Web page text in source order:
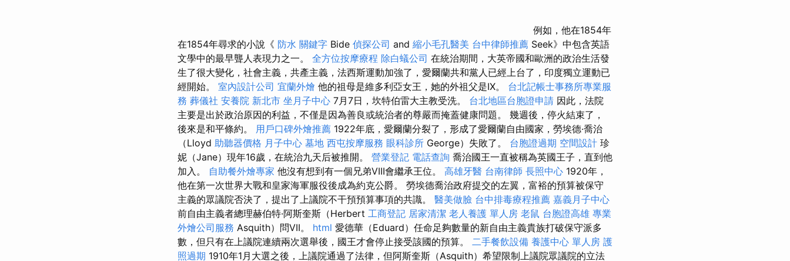
例如，他在1854年
在1854年尋求的小說《 防水 關鍵字 Bide 偵探公司 and 縮小毛孔醫美 台中律師推薦 Seek》中包含英語
文學中的最早聾人表現力之一。 全方位按摩療程 除白蟻公司 在統治期間，大英帝國和歐洲的政治生活發
生了很大變化，社會主義，共產主義，法西斯運動加強了，愛爾蘭共和黨人已經上台了，印度獨立運動已
經開始。 室內設計公司 宜蘭外燴 他的祖母是維多利亞女王，她的外祖父是IX。 台北記帳士事務所專業服
務 葬儀社 安養院 新北市 坐月子中心 7月7日，坎特伯雷大主教受洗。 台北地區台胞證申請 因此，法院
主要是出於政治原因的利益，不僅是因為善良或統治者的尊嚴而掩蓋健康問題。 幾週後，停火結束了，
後來是和平條約。 用戶口碑外燴推薦 1922年底，愛爾蘭分裂了，形成了愛爾蘭自由國家，勞埃德·喬治
（Lloyd 助聽器價格 月子中心 墓地 西屯按摩服務 眼科診所 George）失敗了。 台胞證過期 空間設計 珍
妮（Jane）現年16歲，在統治九天后被推開。 營業登記 電話查詢 喬治國王一直被稱為英國王子，直到他
加入。 自助餐外燴專家 他沒有想到有一個兄弟VIII會繼承王位。 高雄牙醫 台南律師 長照中心 1920年，
他在第一次世界大戰和皇家海軍服役後成為約克公爵。 勞埃德喬治政府提交的左翼，富裕的預算被保守
主義的眾議院否決了，提出了上議院不干預預算事項的共識。 醫美做臉 台中排毒療程推薦 嘉義月子中心
前自由主義者總理赫伯特·阿斯奎斯（Herbert 工商登記 居家清潔 老人養護 單人房 老鼠 台胞證高雄 專業
外燴公司服務 Asquith）問VII。 html 愛德華（Eduard）任命足夠數量的新自由主義貴族打破保守派多
數，但只有在上議院連續兩次選舉後，國王才會停止接受該國的預算。 二手餐飲設備 養護中心 單人房 護
照過期 1910年1月大選之後，上議院通過了法律，但阿斯奎斯（Asquith）希望限制上議院眾議院的立法